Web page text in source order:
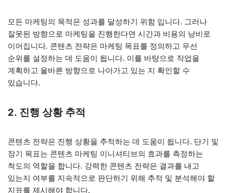
모든 마케팅의 목적은 성과를 달성하기 위함 입니다. 그러나
잘못된 방향으로 마케팅을 진행한다면 시간과 비용의 낭비로
이어집니다. 콘텐츠 전략은 마케팅 목표를 정의하고 우선
순위를 설정하는 데 도움이 됩니다. 이를 바탕으로 작업을
계획하고 올바른 방향으로 나아가고 있는 지 확인할 수
있습니다.
2. 진행 상황 추적
콘텐츠 전략은 진행 상황을 추적하는 데 도움이 됩니다. 단기 및
장기 목표는 콘텐츠 마케팅 이니셔티브의 효과를 측정하는
척도의 역할을 합니다. 강력한 콘텐츠 전략은 결과를 내고
있는지 여부를 지속적으로 판단하기 위해 추적 및 분석해야 할
지표를 제시해야 합니다.